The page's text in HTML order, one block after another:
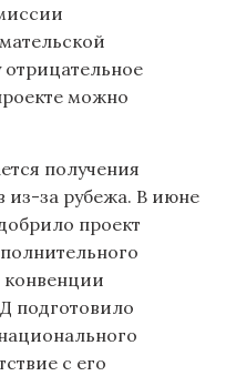
отрицательное
можно
получения
из-за рубежа. В июне
проект
конвенции
подготовило
с его